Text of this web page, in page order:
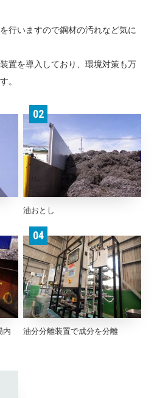
行いますので鋼材の汚れなど気に
置を導入しており、環境対策も万
。
02
油おとし
内
04
油分分離装置で成分を分離